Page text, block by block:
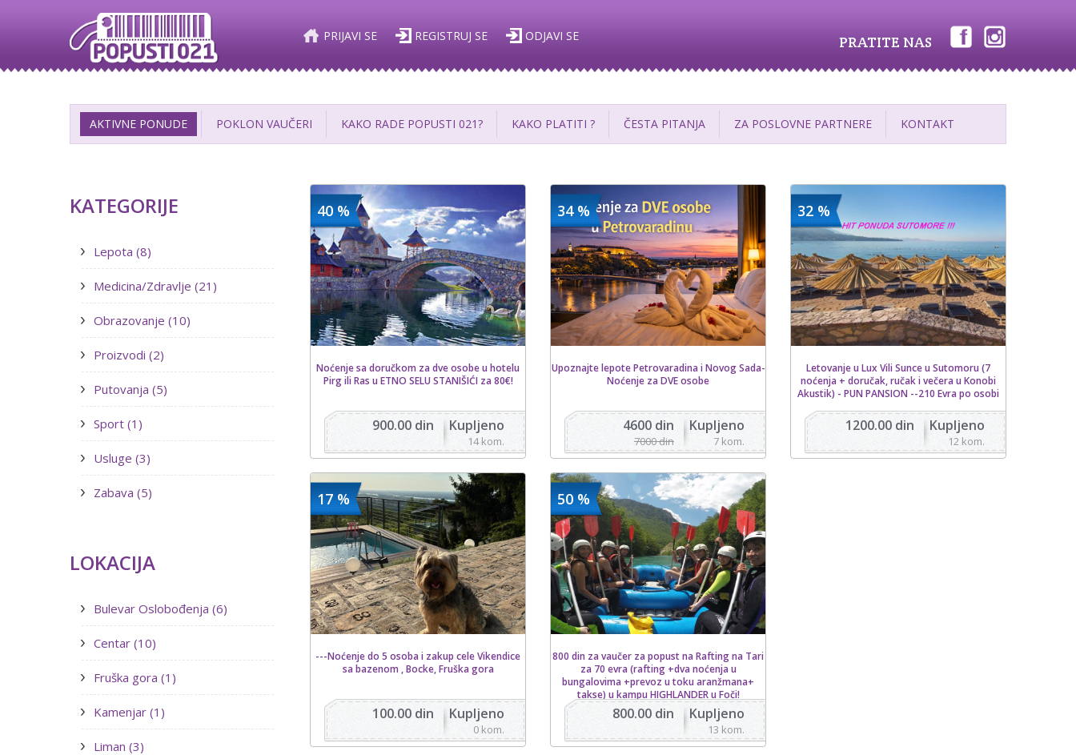
PRIJAVI SE REGISTRUJ SE ODJAVI SE PRATITE NAS
AKTIVNE PONUDE POKLON VAUČERI KAKO RADE POPUSTI 021? KAKO PLATITI ? ČESTA PITANJA ZA POSLOVNE PARTNERE KONTAKT
KATEGORIJE
Lepota (8)
Medicina/Zdravlje (21)
Obrazovanje (10)
Proizvodi (2)
Putovanja (5)
Sport (1)
Usluge (3)
Zabava (5)
LOKACIJA
Bulevar Oslobođenja (6)
Centar (10)
Fruška gora (1)
Kamenjar (1)
Liman (3)
40 %
Noćenje sa doručkom za dve osobe u hotelu
Pirg ili Ras u ETNO SELU STANIŠIĆI za 80€!
Kupljeno
14 kom.
900.00 din
34 %
Upoznajte lepote Petrovaradina i Novog Sada-
Noćenje za DVE osobe
Kupljeno
7 kom.
4600 din
7000 din
32 %
Letovanje u Lux Vili Sunce u Sutomoru (7
noćenja + doručak, ručak i večera u Konobi
Akustik) - PUN PANSION --210 Evra po osobi
Kupljeno
12 kom.
1200.00 din
17 %
---Noćenje do 5 osoba i zakup cele Vikendice
sa bazenom , Bocke, Fruška gora
Kupljeno
0 kom.
100.00 din
50 %
800 din za vaučer za popust na Rafting na Tari
za 70 evra (rafting +dva noćenja u
bungalovima +prevoz u toku aranžmana+
takse) u kampu HIGHLANDER u Foči!
Kupljeno
13 kom.
800.00 din